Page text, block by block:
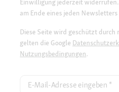
am Ende eines jeden
Diese Seite wird geschützt durch
gelten die Google
Nutzungsbedingungen.
E-Mail-Adresse eingeben *